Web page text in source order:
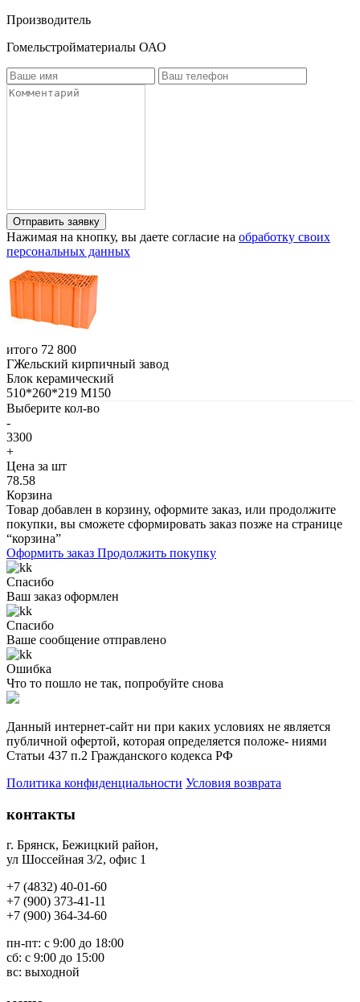
Производитель
Гомельстройматериалы ОАО
Нажимая на кнопку, вы даете согласие на обработку своих
персональных данных
итого 72 800
ГЖельский кирпичный завод
Блок керамический
510*260*219 М150
Выберите кол-во
-
3300
+
Цена за шт
78.58
Корзина
Товар добавлен в корзину, оформите заказ, или продолжите
покупки, вы сможете сформировать заказ позже на странице
“корзина”
Оформить заказ Продолжить покупку
Спасибо
Ваш заказ оформлен
Спасибо
Ваше сообщение отправлено
Ошибка
Что то пошло не так, попробуйте снова
Данный интернет-сайт ни при каких условиях не является
публичной офертой, которая определяется положе- ниями
Статьи 437 п.2 Гражданского кодекса РФ
Политика конфиденциальности Условия возврата
контакты
г. Брянск, Бежицкий район,
ул Шоссейная 3/2, офис 1
+7 (4832) 40-01-60
+7 (900) 373-41-11
+7 (900) 364-34-60
пн-пт: с 9:00 до 18:00
сб: с 9:00 до 15:00
вс: выходной